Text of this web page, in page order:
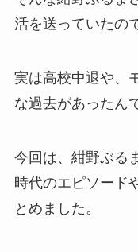
活を送っていたの
実は高校中退や、
な過去があったん
今回は、紺野ぶる
時代のエピソード
とめました。